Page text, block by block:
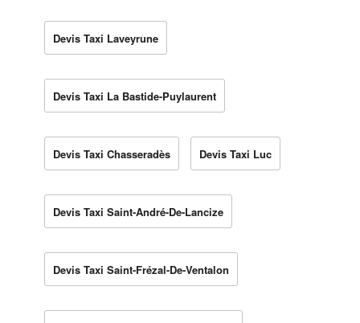
Devis Taxi Laveyrune
Devis Taxi La Bastide-Puylaurent
Devis Taxi Chasseradès Devis Taxi Luc
Devis Taxi Saint-André-De-Lancize
Devis Taxi Saint-Frézal-De-Ventalon